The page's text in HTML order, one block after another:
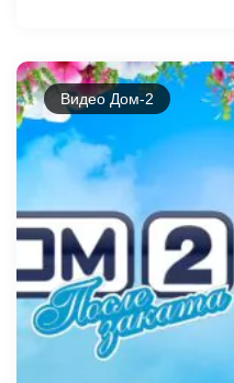
Видео Дом-2